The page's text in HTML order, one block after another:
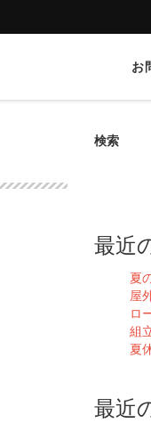
お
検索
最近
夏
屋
ロ
組
夏
最近